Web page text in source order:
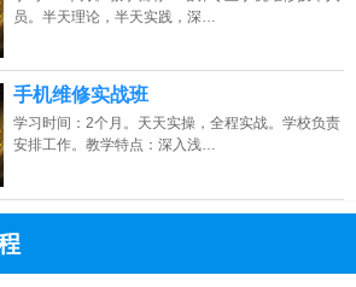
员。半天理论，半天实践，深…
手机维修实战班
学习时间：2个月。天天实操，全程实战。学校负责
安排工作。教学特点：深入浅…